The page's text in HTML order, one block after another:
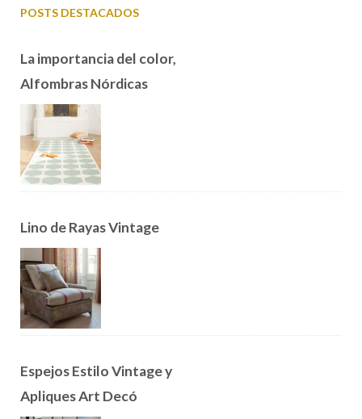
POSTS DESTACADOS
La importancia del color,
Alfombras Nórdicas
Lino de Rayas Vintage
Espejos Estilo Vintage y
Apliques Art Decó